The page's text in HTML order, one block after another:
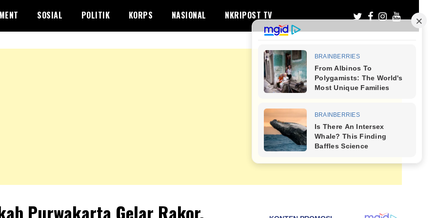
SOSIAL POLITIK KORPS NASIONAL NKRIPOST TV
Purwakarta Gelar Rakor,